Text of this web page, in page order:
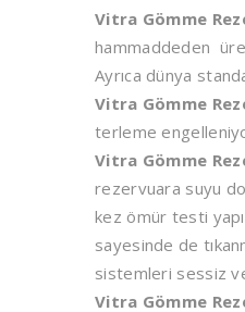
Vitra Gömme
hammaddeden
Ayrıca dünya
Vitra Gömme
terleme
Vitra Gömme
rezervuara suyu
kez ömür testi
sayesinde de
sistemleri sessiz
Vitra Gömme